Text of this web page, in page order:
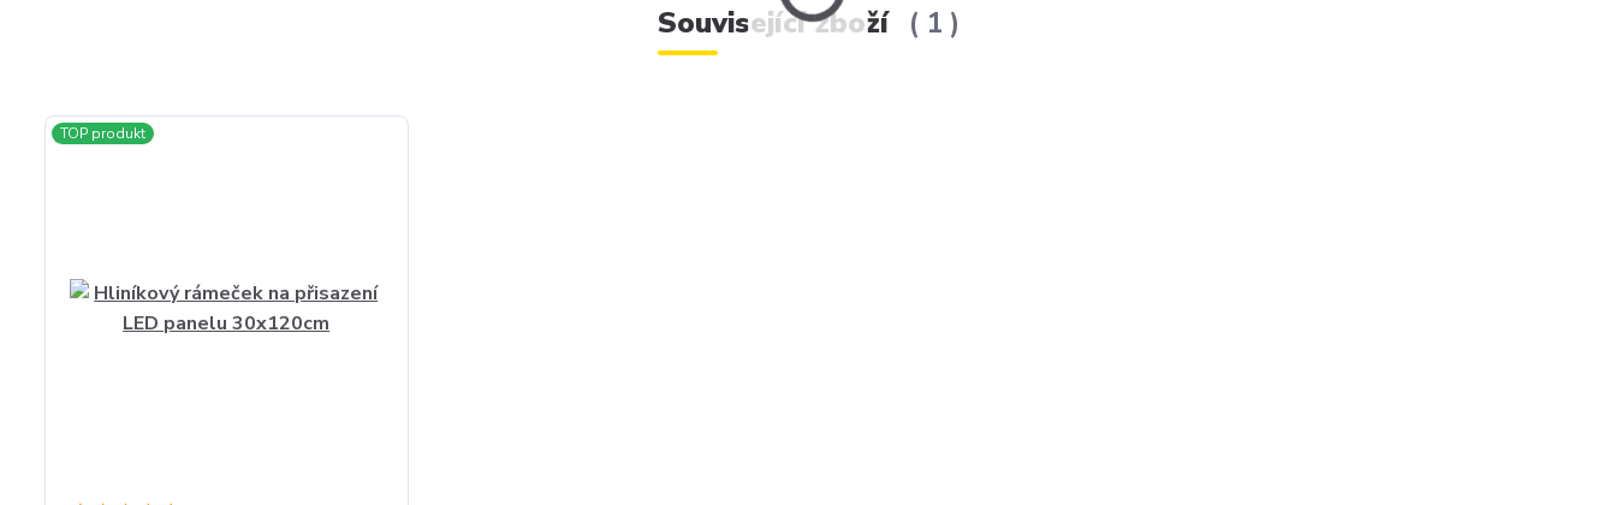
Související zboží 1
TOP produkt